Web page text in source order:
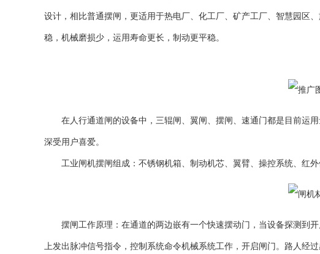
设计，相比普通摆闸，更适用于热电厂、化工厂、矿产工厂、智慧园区
稳，机械磨损少，运用寿命更长，制动更平稳。
在人行通道闸的设备中，三辊闸、翼闸、摆闸、速通门都是目前运用
深受用户喜爱。
工业闸机摆闸组成：不锈钢机箱、制动机芯、翼臂、操控系统、红外
摆闸工作原理：在通道的两边嵌有一个快速摆动门，当设备探测到开
上发出脉冲信号指令，控制系统命令机械系统工作，开启闸门。路人经